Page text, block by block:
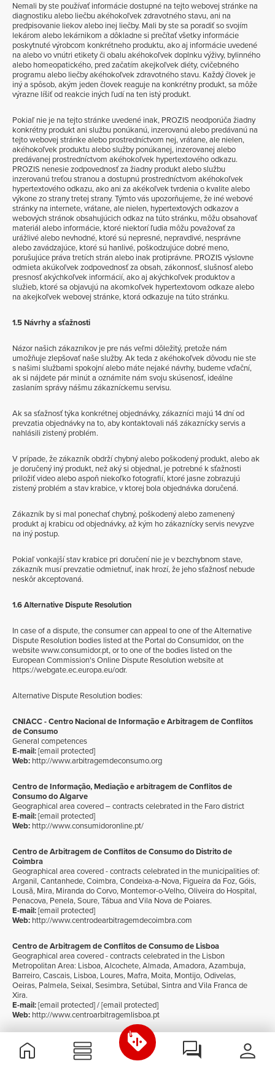
Nemali by ste používať informácie dostupné na tejto webovej stránke na
diagnostiku alebo liečbu akéhokoľvek zdravotného stavu, ani na
predpisovanie liekov alebo inej liečby. Mali by ste sa poradiť so svojím
lekárom alebo lekárnikom a dôkladne si prečítať všetky informácie
poskytnuté výrobcom konkrétneho produktu, ako aj informácie uvedené
na alebo vo vnútri etikety či obalu akéhokoľvek doplnku výživy, bylinného
alebo homeopatického, pred začatím akejkoľvek diéty, cvičebného
programu alebo liečby akéhokoľvek zdravotného stavu. Každý človek je
iný a spôsob, akým jeden človek reaguje na konkrétny produkt, sa môže
výrazne líšiť od reakcie iných ľudí na ten istý produkt.
Pokiaľ nie je na tejto stránke uvedené inak, PROZIS neodporúča žiadny
konkrétny produkt ani službu ponúkanú, inzerovanú alebo predávanú na
tejto webovej stránke alebo prostredníctvom nej, vrátane, ale nielen,
akéhokoľvek produktu alebo služby ponúkanej, inzerovanej alebo
predávanej prostredníctvom akéhokoľvek hypertextového odkazu.
PROZIS nenesie zodpovednosť za žiadny produkt alebo službu
inzerovanú treťou stranou a dostupnú prostredníctvom akéhokoľvek
hypertextového odkazu, ako ani za akékoľvek tvrdenia o kvalite alebo
výkone zo strany tretej strany. Týmto vás upozorňujeme, že iné webové
stránky na internete, vrátane, ale nielen, hypertextových odkazov a
webových stránok obsahujúcich odkaz na túto stránku, môžu obsahovať
materiál alebo informácie, ktoré niektorí ľudia môžu považovať za
urážlivé alebo nevhodné, ktoré sú nepresné, nepravdivé, nesprávne
alebo zavádzajúce, ktoré sú hanlivé, poškodzujúce dobré meno,
porušujúce práva tretích strán alebo inak protiprávne. PROZIS výslovne
odmieta akúkoľvek zodpovednosť za obsah, zákonnosť, slušnosť alebo
presnosť akýchkoľvek informácií, ako aj akýchkoľvek produktov a
služieb, ktoré sa objavujú na akomkoľvek hypertextovom odkaze alebo
na akejkoľvek webovej stránke, ktorá odkazuje na túto stránku.
1.5 Návrhy a sťažnosti
Názor našich zákazníkov je pre nás veľmi dôležitý, pretože nám
umožňuje zlepšovať naše služby. Ak teda z akéhokoľvek dôvodu nie ste
s našimi službami spokojní alebo máte nejaké návrhy, budeme vďační,
ak si nájdete pár minút a oznámite nám svoju skúsenosť, ideálne
zaslaním správy nášmu zákazníckemu servisu.
Ak sa sťažnosť týka konkrétnej objednávky, zákazníci majú 14 dní od
prevzatia objednávky na to, aby kontaktovali náš zákaznícky servis a
nahlásili zistený problém.
V prípade, že zákazník obdrží chybný alebo poškodený produkt, alebo ak
je doručený iný produkt, než aký si objednal, je potrebné k sťažnosti
priložiť video alebo aspoň niekoľko fotografií, ktoré jasne zobrazujú
zistený problém a stav krabice, v ktorej bola objednávka doručená.
Zákazník by si mal ponechať chybný, poškodený alebo zamenený
produkt aj krabicu od objednávky, až kým ho zákaznícky servis nevyzve
na iný postup.
Pokiaľ vonkajší stav krabice pri doručení nie je v bezchybnom stave,
zákazník musí prevzatie odmietnuť, inak hrozí, že jeho sťažnosť nebude
neskôr akceptovaná.
1.6 Alternative Dispute Resolution
In case of a dispute, the consumer can appeal to one of the Alternative
Dispute Resolution bodies listed at the Portal do Consumidor, on the
websitewww.consumidor.pt, or to one of the bodies listed on the
European Commission's Online Dispute Resolution website at
https://webgate.ec.europa.eu/odr.
Alternative Dispute Resolution bodies:
CNIACC - Centro Nacional de Informação e Arbitragem de Conflitos
de Consumo
General competences
E-mail:[email protected]
Web: http://www.arbitragemdeconsumo.org
Centro de Informação, Mediação e arbitragem de Conflitos de
Consumo do Algarve
Geographical area covered – contracts celebrated in the Faro district
E-mail:[email protected]
Web: http://www.consumidoronline.pt/
Centro de Arbitragem de Conflitos de Consumo do Distrito de
Coimbra
Geographical area covered - contracts celebrated in the municipalities of:
Arganil, Cantanhede, Coimbra, Condeixa-a-Nova, Figueira da Foz, Góis,
Lousã, Mira, Miranda do Corvo, Montemor-o-Velho, Oliveira do Hospital,
Penacova, Penela, Soure, Tábua and Vila Nova de Poiares.
E-mail:[email protected]
Web: http://www.centrodearbitragemdecoimbra.com
Centro de Arbitragem de Conflitos de Consumo de Lisboa
Geographical area covered - contracts celebrated in the Lisbon
Metropolitan Area: Lisboa, Alcochete, Almada, Amadora, Azambuja,
Barreiro, Cascais, Lisboa, Loures, Mafra, Moita, Montijo, Odivelas,
Oeiras, Palmela, Seixal, Sesimbra, Setúbal, Sintra and Vila Franca de
Xira.
E-mail:[email protected]/[email protected]
Web: http://www.centroarbitragemlisboa.pt
Centro de Informação de Consumo e Arbitragem do Porto
Geographical area covered - contracts celebrated in the Porto
Metropolitan Area: Arouca, Espinho, Gondomar, Maia, Matosinhos,